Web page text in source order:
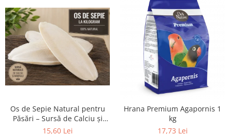
Os de Sepie Natural pentru
Păsări – Sursă de Calciu și
Minerale - 100 grame
15,60 Lei
Hrana Premium Agapornis 1
kg
17,73 Lei